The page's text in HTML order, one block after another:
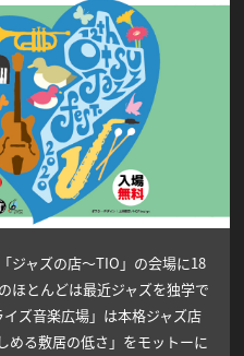
ジャズの店～TIO」の会場に18
ほとんどは最近ジャズを独学で
ズ音楽広場」は本格ジャズ店
める敷居の低さ」をモットーに